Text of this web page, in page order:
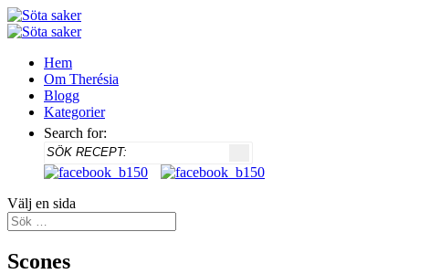
Hem
Om Therésia
Blogg
Kategorier
Search for:
Välj en sida
Scones